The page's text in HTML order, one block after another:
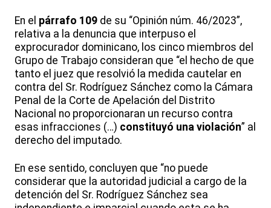
En el párrafo 109 de su “Opinión núm. 46/2023”,
relativa a la denuncia que interpuso el
exprocurador dominicano, los cinco miembros del
Grupo de Trabajo consideran que “el hecho de que
tanto el juez que resolvió la medida cautelar en
contra del Sr. Rodríguez Sánchez como la Cámara
Penal de la Corte de Apelación del Distrito
Nacional no proporcionaran un recurso contra
esas infracciones (…) constituyó una violación” al
derecho del imputado.
En ese sentido, concluyen que “no puede
considerar que la autoridad judicial a cargo de la
detención del Sr. Rodríguez Sánchez sea